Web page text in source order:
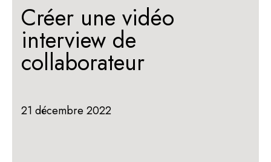
Créer une vidéo
interview de
collaborateur
21 décembre 2022